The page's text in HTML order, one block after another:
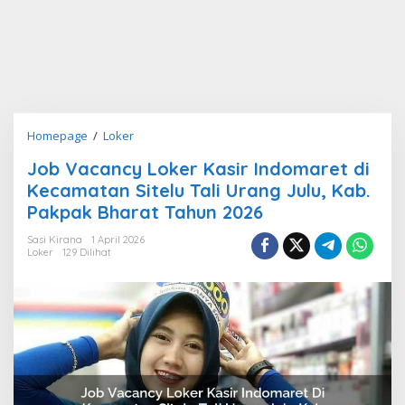
Homepage / LokerJob
Loker
Kasir
Indomaret
Kecamatan
Tali
Urang
Julu,
Kab.
Pakpak
Bharat
Tahun
Job Vacancy Loker Kasir Indomaret di
Kecamatan Sitelu Tali Urang Julu, Kab.
Pakpak Bharat Tahun 2026
Sasi Kirana
1 April 2026
Loker
129 Dilihat